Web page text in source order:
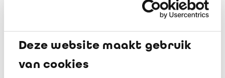
Deze website maakt gebruik
van cookies
Ceremony 2025
The ceremony has taken place on 18 November 2025 at